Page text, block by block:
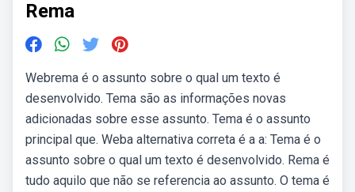
Rema
Webrema é o assunto sobre o qual um texto é
desenvolvido. Tema são as informações novas
adicionadas sobre esse assunto. Tema é o assunto
principal que. Weba alternativa correta é a a: Tema é o
assunto sobre o qual um texto é desenvolvido. Rema é
tudo aquilo que não se referencia ao assunto. O tema é